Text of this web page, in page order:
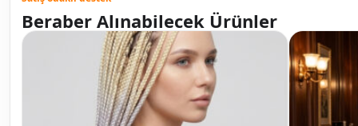
Beraber Alınabilecek Ürünler